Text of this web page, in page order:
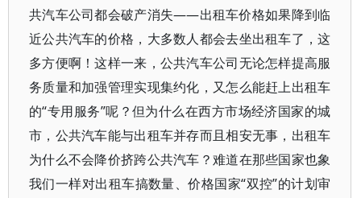
共汽车公司都会破产消失——出租车价格如果降到临
近公共汽车的价格，大多数人都会去坐出租车了，这
多方便啊！这样一来，公共汽车公司无论怎样提高服
务质量和加强管理实现集约化，又怎么能赶上出租车
的“专用服务”呢？但为什么在西方市场经济国家的城
市，公共汽车能与出租车并存而且相安无事，出租车
为什么不会降价挤跨公共汽车？难道在那些国家也象
我们一样对出租车搞数量、价格国家“双控”的计划审